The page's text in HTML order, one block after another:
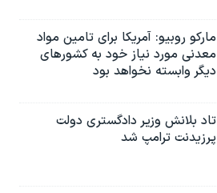
مارکو روبیو: آمریکا برای تامین مواد
معدنی مورد نیاز خود به کشورهای
دیگر وابسته نخواهد بود
تاد بلانش وزیر دادگستری دولت
پرزیدنت ترامپ شد